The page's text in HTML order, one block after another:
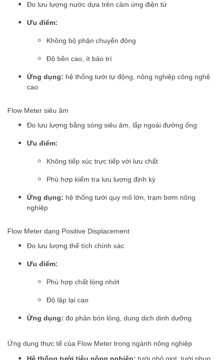
Đo lưu lượng nước dựa trên cảm ứng điện từ
Ưu điểm:
Không bộ phận chuyển động
Độ bền cao, ít bảo trì
Ứng dụng: hệ thống tưới tự động, nông nghiệp công nghệ
cao
Flow Meter siêu âm
Đo lưu lượng bằng sóng siêu âm, lắp ngoài đường ống
Ưu điểm:
Không tiếp xúc trực tiếp với lưu chất
Phù hợp kiểm tra lưu lượng định kỳ
Ứng dụng: hệ thống tưới quy mô lớn, trạm bơm nông
nghiệp
Flow Meter dạng Positive Displacement
Đo lưu lượng thể tích chính xác
Ưu điểm:
Phù hợp chất lỏng nhớt
Độ lặp lại cao
Ứng dụng: đo phân bón lỏng, dung dịch dinh dưỡng
Ứng dụng thực tế của Flow Meter trong ngành nông nghiệp